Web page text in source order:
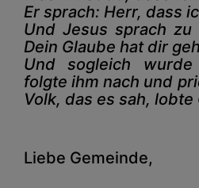
Er sprach: Herr, dass
Und Jesus sprach zu
Dein Glaube hat dir
Und sogleich
folgte ihm nach und
Volk, das es sah, lobte
Liebe Gemeinde,